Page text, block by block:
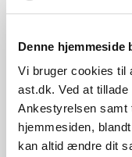
Denne hjemmeside
Vi bruger cookies til
ast.dk. Ved at
Ankestyrelsen samt
hjemmesiden,
kan altid ændre dit
Rejseafregning